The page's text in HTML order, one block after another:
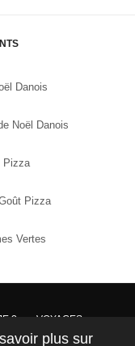
Danois
Noël Danois
Pizza
Pizza
Vertes
? VOYAGES
recettes et photos sont la
plus sur